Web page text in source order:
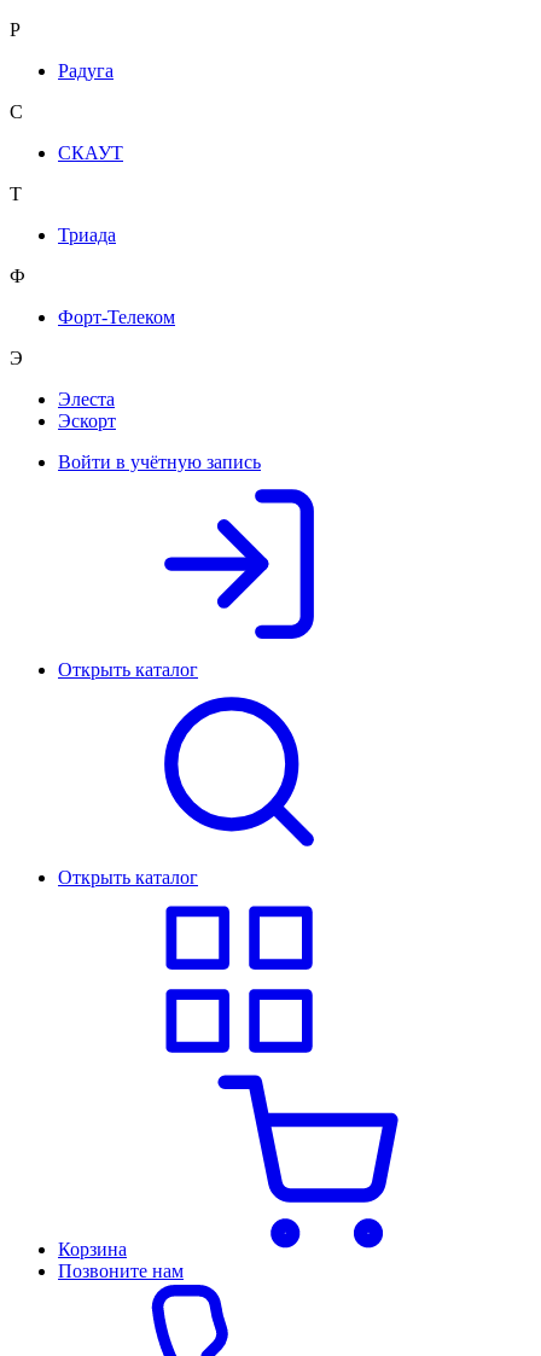
Р
Радуга
С
СКАУТ
Т
Триада
Ф
Форт-Телеком
Э
Элеста
Эскорт
Войти в учётную запись
Открыть каталог
Открыть каталог
Корзина
Позвоните нам